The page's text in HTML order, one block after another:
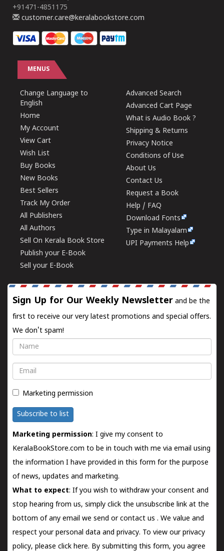
+91471-4851175
customer.care@keralabookstore.com
MENUS
Change Language to
English
Home
My Account
View Cart
Wish List
Buy Books
New Books
Best Sellers
Track My Order
All Publishers
All Authors
Sell On Kerala Book Store
Publish your E-Book
Sell your E-Book
Advanced Search
Advanced Cart Page
What is Audio Book ?
Shipping & Returns
Privacy Notice
Conditions of Use
About Us
Contact Us
Request a Book
Help / FAQ
Download Fonts
Type in Malayalam
UPI Payments Help
Sign Up for Our Weekly Newsletter and be the
first to receive our very latest promotions and special offers.
We don't spam!
Name
Email
Marketing permission
Subscribe to list
Marketing permission: I give my consent to
KeralaBookStore.com to be in touch with me via email using
the information I have provided in this form for the purpose
of news, updates and marketing.
What to expect: If you wish to withdraw your consent and
stop hearing from us, simply click the unsubscribe link at the
bottom of any email we send orcontact us . We value and
respect your personal data and privacy. To view our privacy
policy, please click here. By submitting this form, you agree